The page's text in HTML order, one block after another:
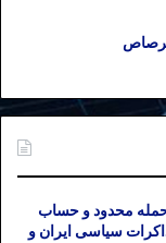
حمله محدود و حساب
سیاسی ایران و